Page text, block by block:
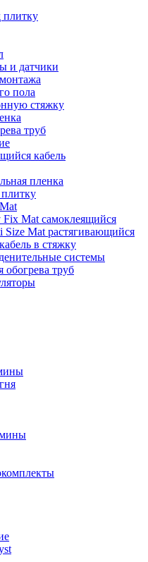
и датчики
пола
стяжку
труб
кабель
пленка
Fix Mat самоклеящийся
Size Mat растягивающийся
в стяжку
системы
обогрева труб